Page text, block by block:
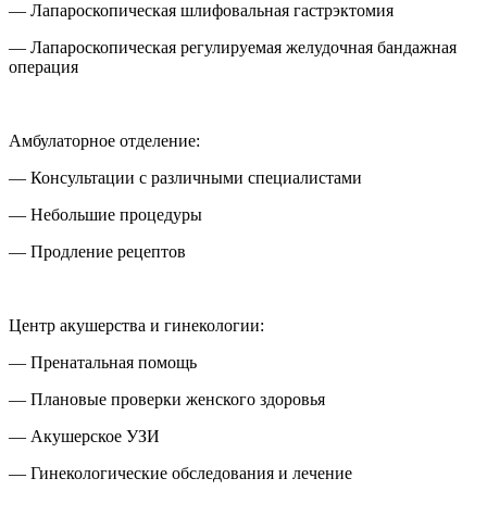
— Лапароскопическая шлифовальная гастрэктомия
— Лапароскопическая регулируемая желудочная бандажная
операция
Амбулаторное отделение:
— Консультации с различными специалистами
— Небольшие процедуры
— Продление рецептов
Центр акушерства и гинекологии:
— Пренатальная помощь
— Плановые проверки женского здоровья
— Акушерское УЗИ
— Гинекологические обследования и лечение